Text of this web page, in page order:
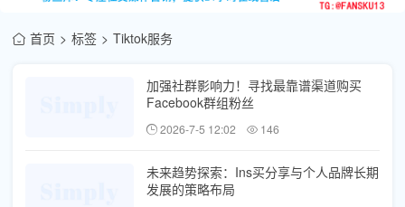
首页 标签 Tiktok服务
加强社群影响力！寻找最靠谱渠道购买
Facebook群组粉丝
2026-7-5 12:02 146
未来趋势探索：Ins买分享与个人品牌长期
发展的策略布局